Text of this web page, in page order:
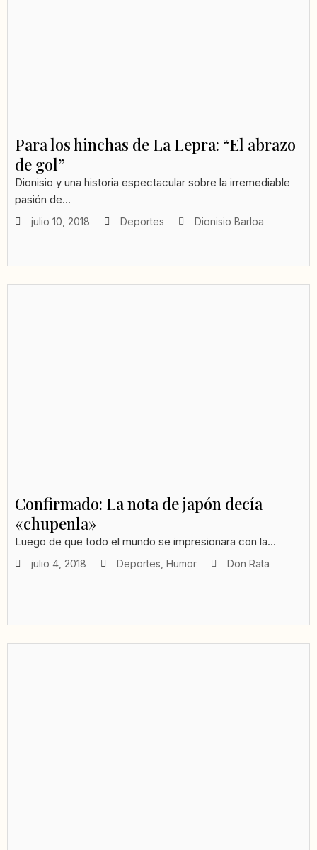
Para los hinchas de La Lepra: “El abrazo
de gol”
Dionisio y una historia espectacular sobre la irremediable
pasión de...
julio 10, 2018 Deportes Dionisio Barloa
Confirmado: La nota de japón decía
«chupenla»
Luego de que todo el mundo se impresionara con la...
julio 4, 2018 Deportes Humor Don Rata